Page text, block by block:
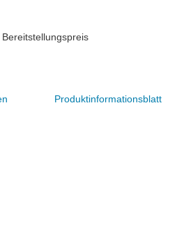
Produktinformationsblatt